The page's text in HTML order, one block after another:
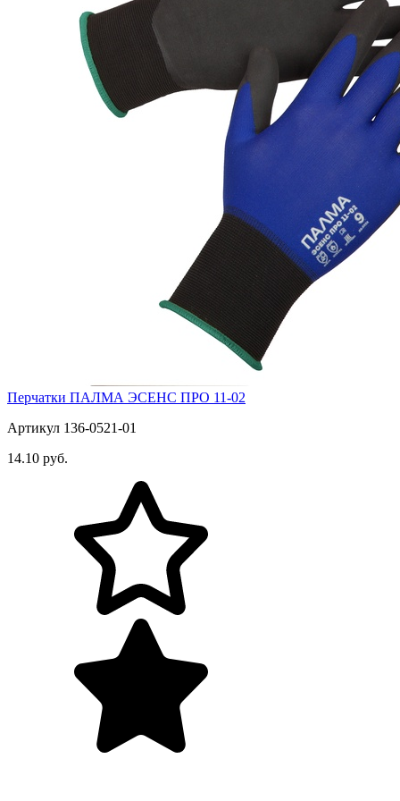
Перчатки ПАЛМА ЭСЕНС ПРО 11-02
Артикул 136-0521-01
14.10 руб.